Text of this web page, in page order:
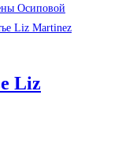
Осиповой
Liz